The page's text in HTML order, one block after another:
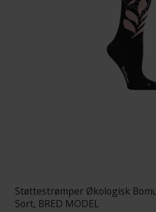
Støttestrømper Økologisk
Sort, BRED MODEL